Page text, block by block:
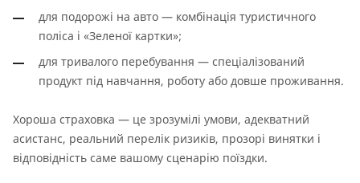
для подорожі на авто — комбінація туристичного
поліса і «Зеленої картки»;
для тривалого перебування — спеціалізований
продукт під навчання, роботу або довше проживання.
Хороша страховка — це зрозумілі умови, адекватний
асистанс, реальний перелік ризиків, прозорі винятки і
відповідність саме вашому сценарію поїздки.